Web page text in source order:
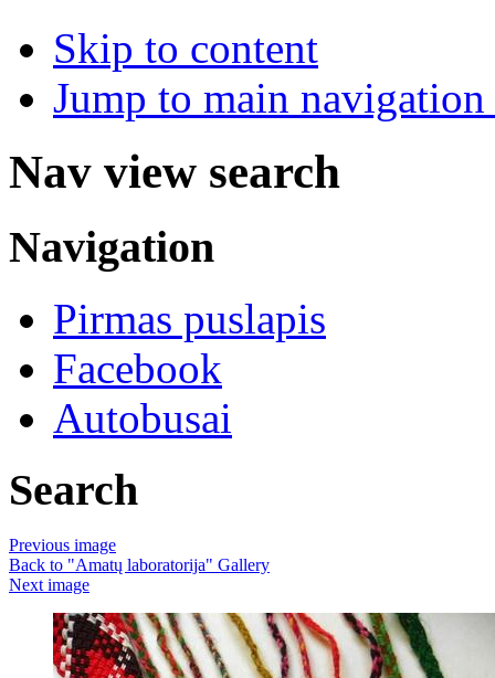
Skip to content
Jump to main
Nav view search
Navigation
Pirmas puslapis
Facebook
Autobusai
Search
Previous image
Back to "Amatų laboratorija" Gallery
Next image